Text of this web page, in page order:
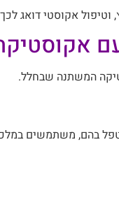
אקוסטי דואג
המשתנה שבחלל.
בהם, משתמשים